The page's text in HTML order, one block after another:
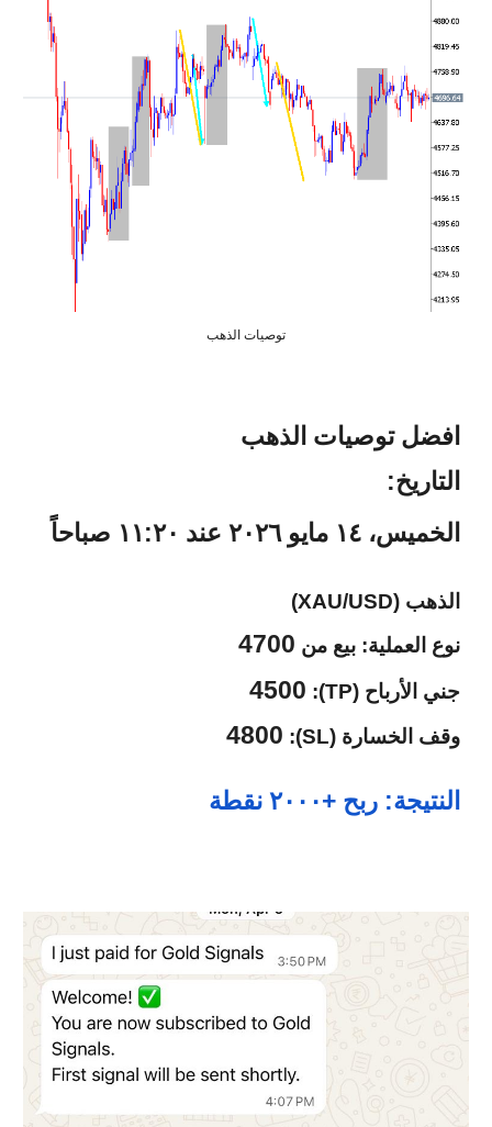
توصيات الذهب
افضل توصيات الذهب
التاريخ:
الخميس، ١٤ مايو ٢٠٢٦ عند ١١:٢٠ صباحاً
الذهب (XAU/USD)
نوع العملية: بيع من 4700
جني الأرباح (TP): 4500
وقف الخسارة (SL): 4800
النتيجة: ربح +٢٠٠٠ نقطة